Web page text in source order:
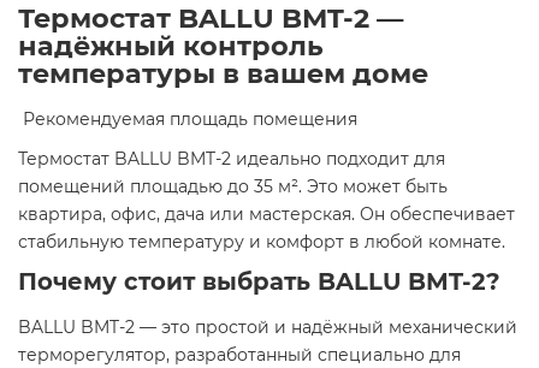
Термостат BALLU BMT-2 —
надёжный контроль
температуры в вашем доме
​ Рекомендуемая площадь помещения
Термостат BALLU BMT-2 идеально подходит для
помещений площадью до 35 м². Это может быть
квартира, офис, дача или мастерская. Он обеспечивает
стабильную температуру и комфорт в любой комнате.​
Почему стоит выбрать BALLU BMT-2?
BALLU BMT-2 — это простой и надёжный механический
терморегулятор, разработанный специально для